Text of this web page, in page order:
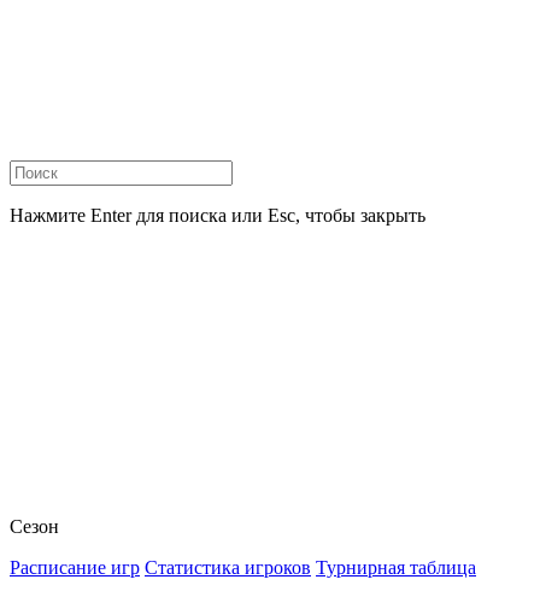
Нажмите Enter для поиска или Esc, чтобы закрыть
Сезон
Расписание игр Статистика игроков Турнирная таблица